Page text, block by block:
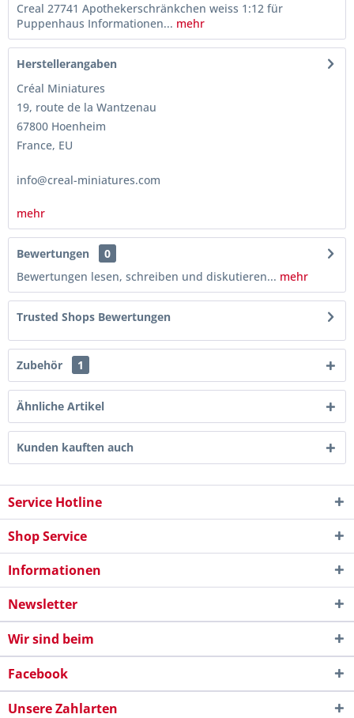
Creal 27741 Apothekerschränkchen weiss 1:12 für
Puppenhaus Informationen... mehr
Herstellerangaben
Créal Miniatures
19, route de la Wantzenau
67800 Hoenheim
France, EU
info@creal-miniatures.com
mehr
Bewertungen
0
Bewertungen lesen, schreiben und diskutieren... mehr
Trusted Shops Bewertungen
Zubehör 1
Ähnliche Artikel
Kunden kauften auch
Service Hotline
Shop Service
Informationen
Newsletter
Wir sind beim
Facebook
Unsere Zahlarten